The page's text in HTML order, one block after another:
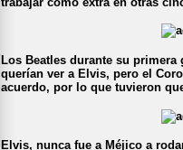
Los Beatles durante su primera
querían ver a Elvis, pero el
acuerdo, por lo que tuvieron
Elvis, nunca fue a Méjico a